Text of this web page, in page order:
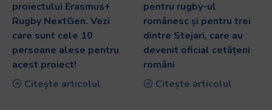
proiectului Erasmus+
Rugby NextGen. Vezi
care sunt cele 10
persoane alese pentru
acest proiect!
Citește articolul
pentru rugby-ul
românesc și pentru trei
dintre Stejari, care au
devenit oficial cetățeni
români
Citește articolul